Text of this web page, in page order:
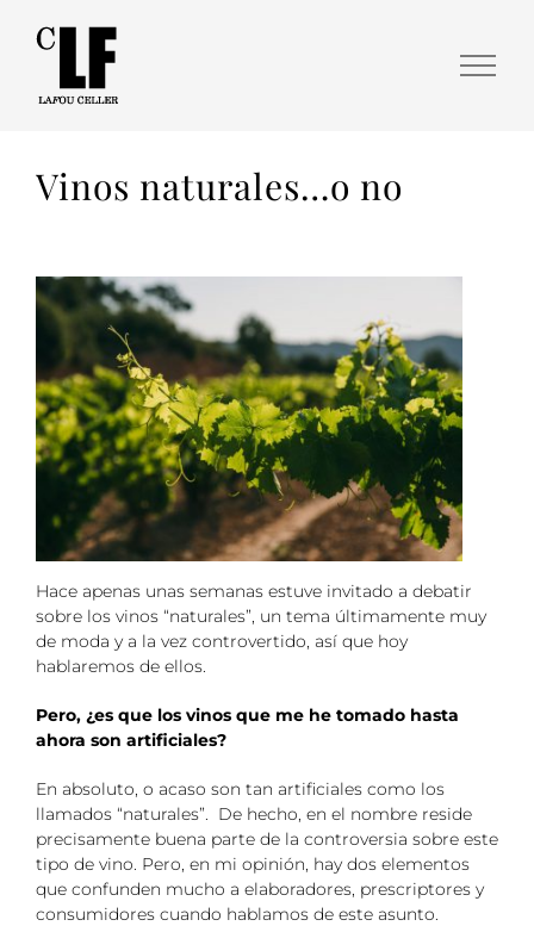
Vinos naturales…o no
Hace apenas unas semanas estuve invitado a debatir
sobre los vinos “naturales”, un tema últimamente muy
de moda y a la vez controvertido, así que hoy
hablaremos de ellos.
Pero, ¿es que los vinos que me he tomado hasta
ahora son artificiales?
En absoluto, o acaso son tan artificiales como los
llamados “naturales”. De hecho, en el nombre reside
precisamente buena parte de la controversia sobre este
tipo de vino. Pero, en mi opinión, hay dos elementos
que confunden mucho a elaboradores, prescriptores y
consumidores cuando hablamos de este asunto.